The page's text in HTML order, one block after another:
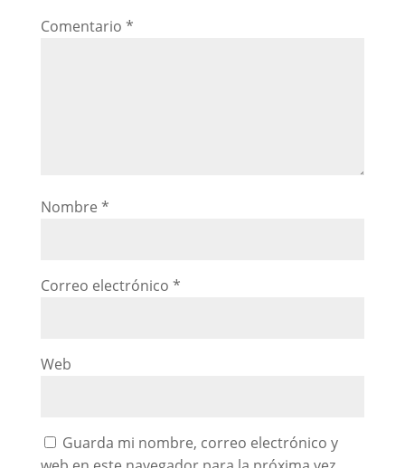
Comentario *
Nombre *
Correo electrónico *
Web
Guarda mi nombre, correo electrónico y